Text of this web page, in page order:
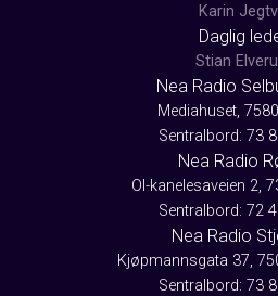
Karin
Daglig
Stian
Nea Radio
Mediahuset,
Sentralbord: 73
Nea Radio
Ol-kanelesaveien 2,
Sentralbord: 72
Nea Radio
Kjøpmannsgata 37,
Sentralbord: 73